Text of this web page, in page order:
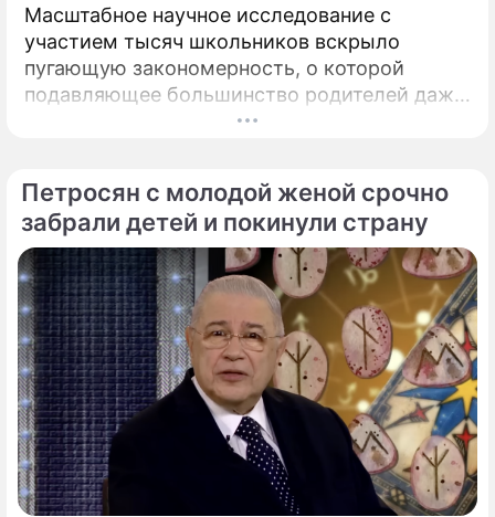
Масштабное научное исследование с
участием тысяч школьников вскрыло
пугающую закономерность, о которой
подавляющее большинство родителей даже
не догадывалось. Привычка дарить ребенку
подростковом возрасте обворачивается
скрытым провалом в учебе.
Петросян с молодой женой срочно
забрали детей и покинули страну